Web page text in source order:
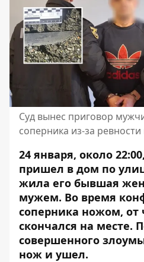
Суд вынес приговор
соперника из-за
24 января, около
пришел в дом по
жила его бывшая
мужем. Во время
соперника ножом, от
скончался на месте.
совершенного
нож и ушел.